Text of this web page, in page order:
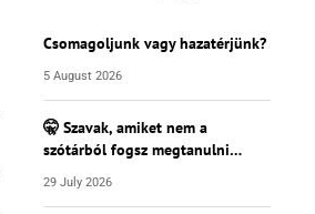
Csomagoljunk vagy hazatérjünk?
5 August 2026
🤫 Szavak, amiket nem a
szótárból fogsz megtanulni…
29 July 2026